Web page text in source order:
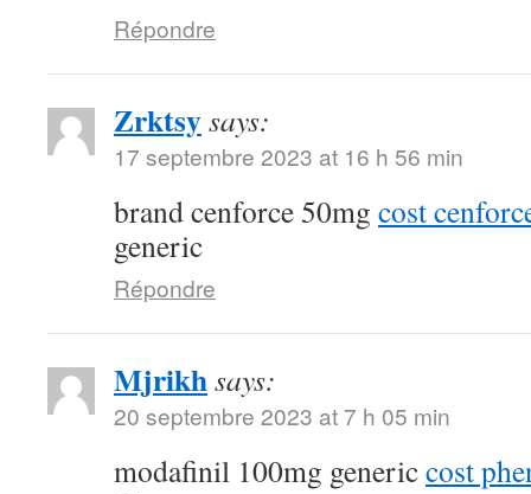
Répondre
Zrktsysays:
17 septembre 2023 at 16 h 56 min
brand cenforce 50mg cost
generic
Répondre
Mjrikhsays:
20 septembre 2023 at 7 h 05 min
modafinil 100mg genericcost